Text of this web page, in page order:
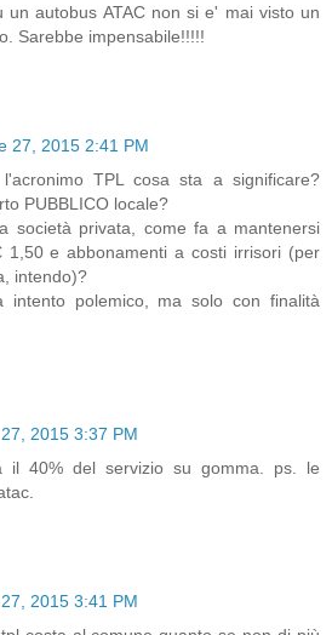
un autobus ATAC non si e' mai visto un
Sarebbe impensabile!!!!!
27, 2015 2:41 PM
TPL cosa sta a significare?
PUBBLICO locale?
società privata, come fa a mantenersi
1,50 e abbonamenti a costi irrisori (per
intendo)?
intento polemico, ma solo con finalità
2015 3:37 PM
il 40% del servizio su gomma. ps. le
2015 3:41 PM